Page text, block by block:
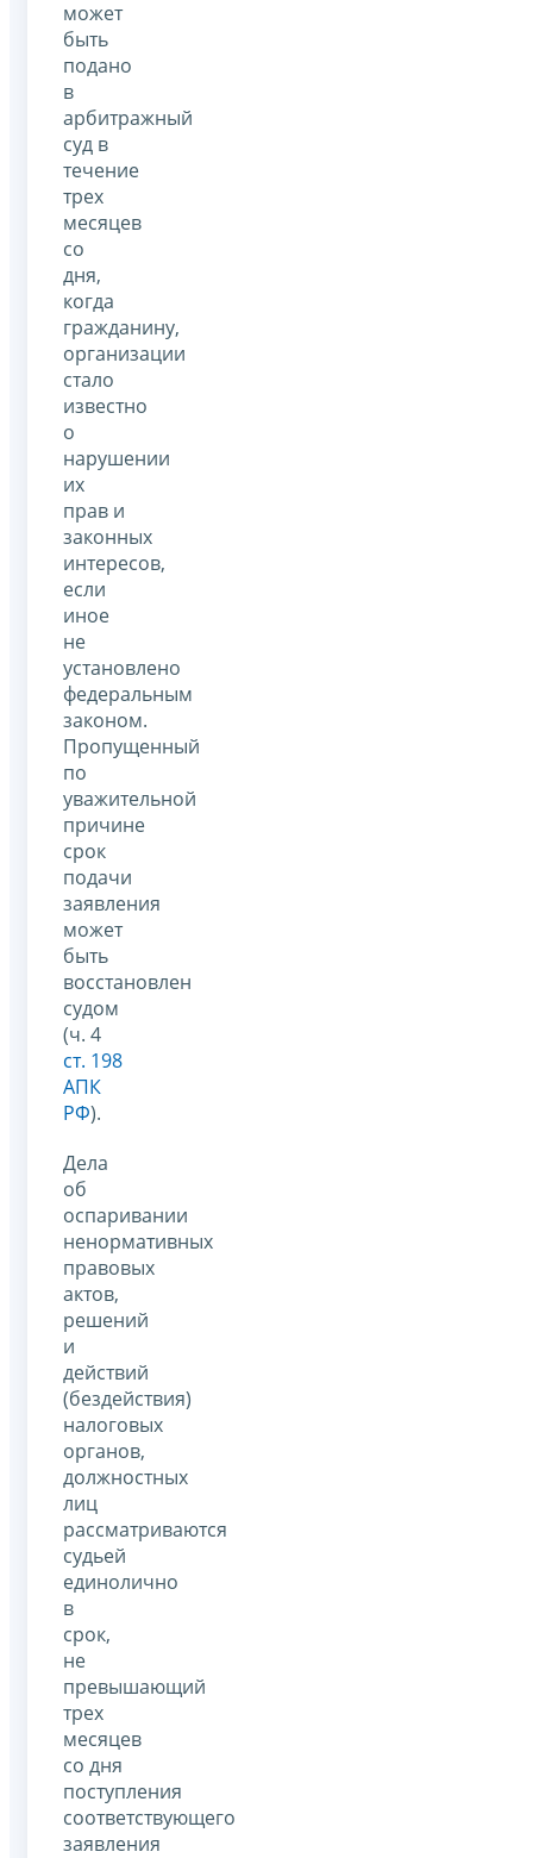
может
быть
подано
в
арбитражный
суд в
течение
трех
месяцев
со
дня,
когда
гражданину,
организации
стало
известно
о
нарушении
их
прав и
законных
интересов,
если
иное
не
установлено
федеральным
законом.
Пропущенный
по
уважительной
причине
срок
подачи
заявления
может
быть
восстановлен
судом
(ч. 4
ст. 198
АПК
РФ).
Дела
об
оспаривании
ненормативных
правовых
актов,
решений
и
действий
(бездействия)
налоговых
органов,
должностных
лиц
рассматриваются
судьей
единолично
в
срок,
не
превышающий
трех
месяцев
со дня
поступления
соответствующего
заявления